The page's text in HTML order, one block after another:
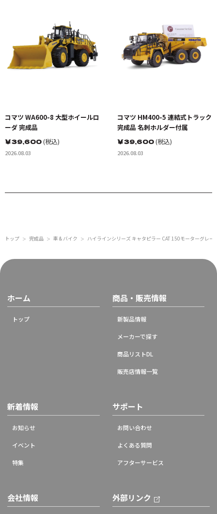
コマツ WA600-8 大型ホイールロ
ーダ 完成品
￥39,600(税込)
2026.08.03
コマツ HM400-5 連結式トラック
完成品 名刺ホルダー付属
￥39,600(税込)
2026.08.03
トップ ＞ 完成品 ＞ 車 & バイク ＞ ハイラインシリーズ キャタピラー CAT 150モーターグレー
ホーム
トップ
商品・販売情報
新製品情報
メーカーで探す
商品リストDL
販売店情報一覧
新着情報
お知らせ
イベント
特集
サポート
お問い合わせ
よくある質問
アフターサービス
会社情報 外部リンク